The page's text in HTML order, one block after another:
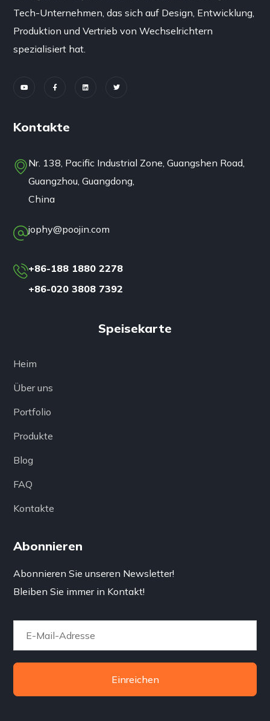
Tech-Unternehmen, das sich auf Design, Entwicklung,
Produktion und Vertrieb von Wechselrichtern
spezialisiert hat.
Kontakte
Nr. 138, Pacific Industrial Zone, Guangshen Road,
Guangzhou, Guangdong,
China
jophy@poojin.com
+86-188 1880 2278
+86-020 3808 7392
Speisekarte
Heim
Über uns
Portfolio
Produkte
Blog
FAQ
Kontakte
Abonnieren
Abonnieren Sie unseren Newsletter!
Bleiben Sie immer in Kontakt!
Einreichen